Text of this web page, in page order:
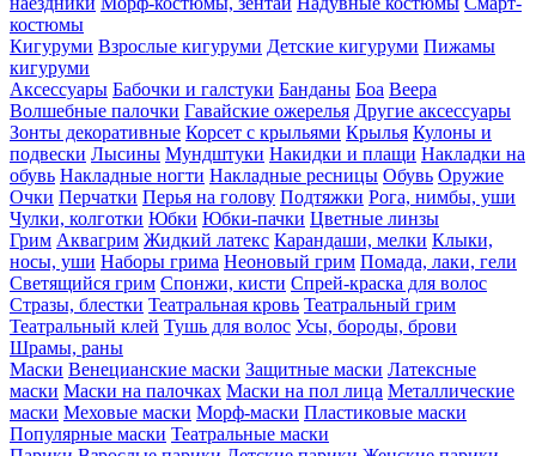
костюмы
Кигуруми Взрослые кигуруми Детские кигуруми Пижамы
кигуруми
Аксессуары Бабочки и галстуки Банданы Боа Веера
Волшебные палочки Гавайские ожерелья Другие аксессуары
Зонты декоративные Корсет с крыльями Крылья Кулоны и
подвески Лысины Мундштуки Накидки и плащи Накладки на
обувь Накладные ногти Накладные ресницы Обувь Оружие
Очки Перчатки Перья на голову Подтяжки Рога, нимбы, уши
Чулки, колготки Юбки Юбки-пачки Цветные линзы
Грим Аквагрим Жидкий латекс Карандаши, мелки Клыки,
носы, уши Наборы грима Неоновый грим Помада, лаки, гели
Светящийся грим Спонжи, кисти Спрей-краска для волос
Стразы, блестки Театральная кровь Театральный грим
Театральный клей Тушь для волос Усы, бороды, брови
Шрамы, раны
Маски Венецианские маски Защитные маски Латексные
маски Маски на палочках Маски на пол лица Металлические
маски Меховые маски Морф-маски Пластиковые маски
Популярные маски Театральные маски